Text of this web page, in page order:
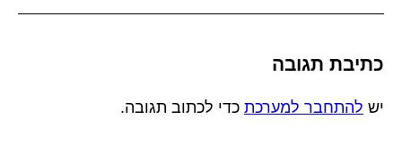
כתיבת תגובה
יש להתחבר למערכת כדי לכתוב תגובה.